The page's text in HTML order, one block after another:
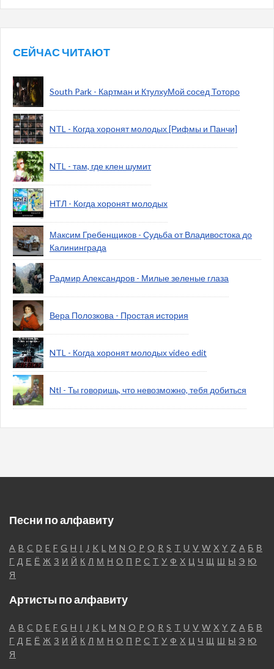
СЕЙЧАС ЧИТАЮТ
South Park - Картман и КтулхуМой сосед Тоторо
NTL - Когда хоронят молодых [Рифмы и Панчи]
NTL - там, где клен шумит
НТЛ - Когда хоронят молодых
Максим Гребенщиков - Судьба от Владивостока до
Калининграда
Радмир Александров - Милые зеленые глаза
Вера Полозкова - Простая история
NTL - Когда хоронят молодых video edit
Ntl - Ты говоришь, что невозможно, тебя добиться
Песни по алфавиту
A B C D E F G H I J K L M N O P Q R S T U V W X Y Z А Б В
Г Д Е Ё Ж З И Й К Л М Н О П Р С Т У Ф Х Ц Ч Щ Ш Ы Э Ю
Я
Артисты по алфавиту
A B C D E F G H I J K L M N O P Q R S T U V W X Y Z А Б В
Г Д Е Ё Ж З И Й К Л М Н О П Р С Т У Ф Х Ц Ч Щ Ш Ы Э Ю
Я